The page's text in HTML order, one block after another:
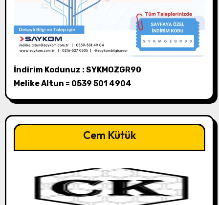
İndirim Kodunuz : SYKMOZGR90
Melike Altun = 0539 501 4904
Cem Kütük